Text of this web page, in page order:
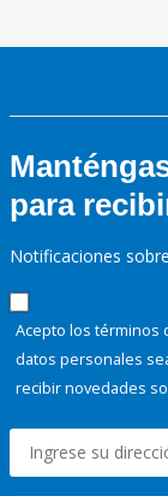
para
Notificaciones
Acepto los términos
datos personales
recibir novedades